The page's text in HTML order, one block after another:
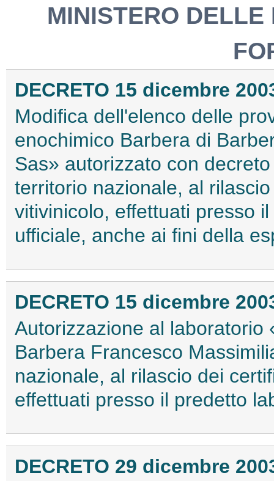
MINISTERO
DECRETO 15 dicembre
Modifica dell'elenco delle
enochimico Barbera di
Sas» autorizzato con
territorio nazionale, al
vitivinicolo, effettuati presso
ufficiale, anche ai fini della
DECRETO 15 dicembre
Autorizzazione al laboratorio
Barbera Francesco
nazionale, al rilascio dei
effettuati presso il predetto
DECRETO 29 dicembre